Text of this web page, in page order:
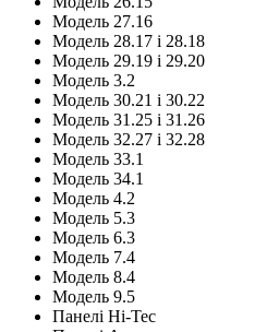
Модель 27.16
Модель 28.17 і 28.18
Модель 29.19 і 29.20
Модель 3.2
Модель 30.21 і 30.22
Модель 31.25 і 31.26
Модель 32.27 і 32.28
Модель 33.1
Модель 34.1
Модель 4.2
Модель 5.3
Модель 6.3
Модель 7.4
Модель 8.4
Модель 9.5
Панелі Hi-Tec